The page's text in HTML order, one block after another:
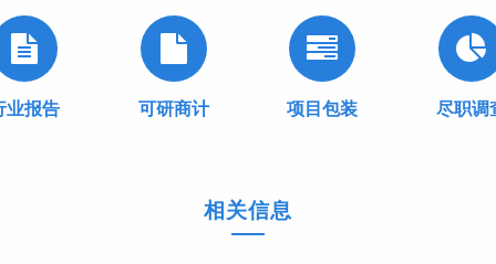
业报告 可研商计 项目包装 尽职调
相关信息